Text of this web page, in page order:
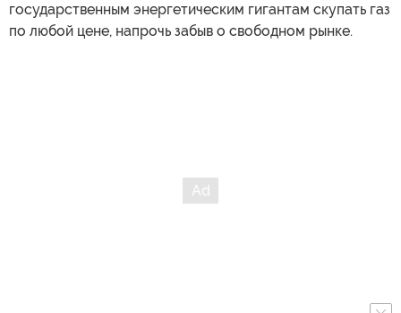
государственным энергетическим гигантам скупать газ
по любой цене, напрочь забыв о свободном рынке.